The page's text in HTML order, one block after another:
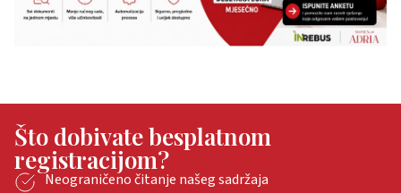
Što dobivate besplatnom
registracijom?
Neograničeno čitanje našeg sadržaja